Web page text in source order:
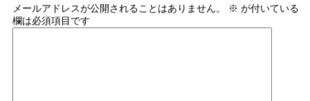
メールアドレスが公開されることはありません。 ※ が付いている
欄は必須項目です